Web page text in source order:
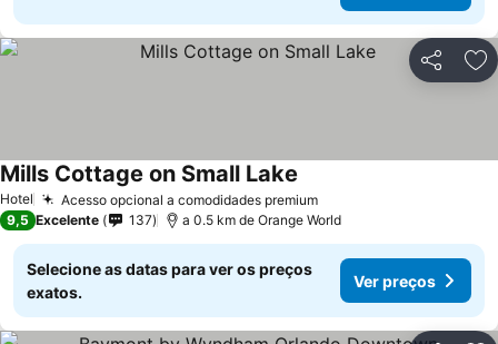
Partilhar
Hotel Acesso opcional a comodidades premiumVer preços
Mills Cottage on Small Lake
9,5 Excelente 137 a 0.5 km de Orange World
Selecione as datas para ver os preços
exatos.
Ver preços